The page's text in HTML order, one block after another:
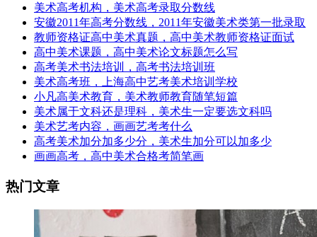
美术高考机构，美术高考录取分数线
安徽2011年高考分数线，2011年安徽美术类第一批录取
教师资格证高中美术真题，高中美术教师资格证面试
高中美术课题，高中美术论文标题怎么写
高考美术书法培训，高考书法培训班
美术高考班，上海高中艺考美术培训学校
小凡高美术教育，美术教师教育随笔短篇
美术属于文科还是理科，美术生一定要选文科吗
美术艺考内容，画画艺考考什么
高考美术加分加多少分，美术生加分可以加多少
画画高考，高中美术合格考简笔画
热门文章